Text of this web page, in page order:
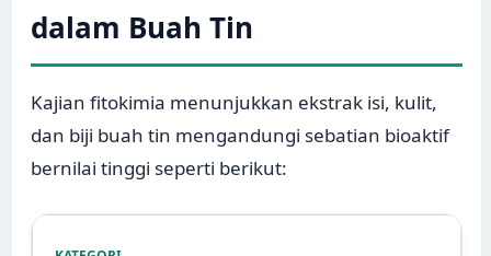
dalam Buah Tin
Kajian fitokimia menunjukkan ekstrak isi, kulit,
dan biji buah tin mengandungi sebatian bioaktif
bernilai tinggi seperti berikut: